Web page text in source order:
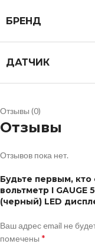
БРЕНД
ДАТЧИК
Отзывы (0)
Отзывы
Отзывов пока нет.
Будьте первым,
вольтметр I
(черный) LED
Ваш адрес email не
помечены *